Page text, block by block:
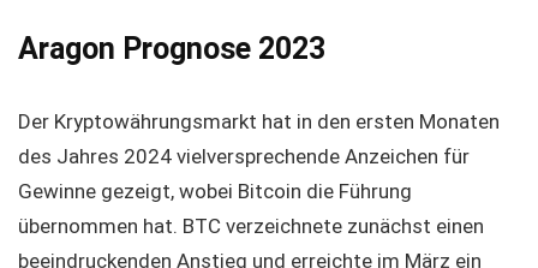
Aragon Prognose 2023
Der Kryptowährungsmarkt hat in den ersten Monaten
des Jahres 2024 vielversprechende Anzeichen für
Gewinne gezeigt, wobei Bitcoin die Führung
übernommen hat. BTC verzeichnete zunächst einen
beeindruckenden Anstieg und erreichte im März ein